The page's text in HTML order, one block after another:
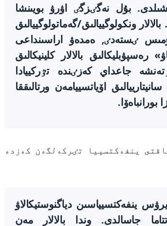
بۇل نەگٸزگٸ اۋرۋ بويىنشا
ونكولوگييالىق/گەماتولوگييالىق
ٸستەدٸ, ەمدەۋ اراسىنداعى
رەسپۋبليكالىق بالالار كلينيكالىق
جاعداي كەزٸندە تٷركييادا
جاتقان ونكولوگييالىق اۋرۋى بار 5 بالا سانيتارييالىق اۆياتسييامەن ورتالىققا
ينفەكتسييا تٸركەلگەن كەزدە
ينفەكتسيياسىن دياگنوستيكالاۋ
جاسالدى. وندا بالالار مەن